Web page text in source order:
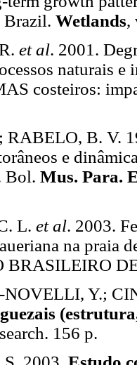
Brazil. Wetlands,
et al. 2001.
naturais e
costeiros:
RABELO, B. V.
e
Bol. Mus. Para.
L. et al. 2003.
na praia
BRASILEIRO
NOVELLI, Y.;
156 p.